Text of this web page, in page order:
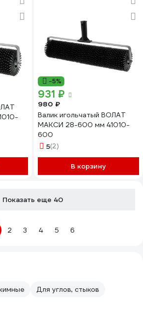
-5%
931 ₽
980 ₽
Валик игольчатый ВОЛАТ
МАКСИ 28-600 мм 41010-
600
5(2)
В корзину
Показать еще 40
2 3 4 5 6
Для углов, стыков